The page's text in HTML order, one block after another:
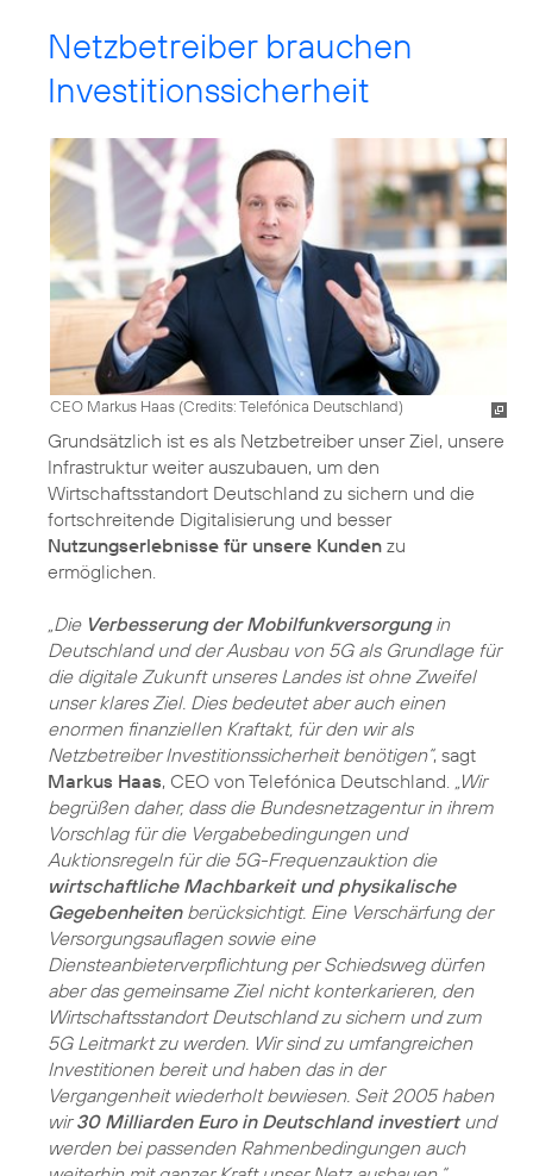
Netzbetreiber brauchen
Investitionssicherheit
CEO Markus Haas (Credits: Telefónica Deutschland)
Grundsätzlich ist es als Netzbetreiber unser Ziel, unsere
Infrastruktur weiter auszubauen, um den
Wirtschaftsstandort Deutschland zu sichern und die
fortschreitende Digitalisierung und besser
Nutzungserlebnisse für unsere Kunden zu
ermöglichen.
„Die Verbesserung der Mobilfunkversorgungin
Deutschland und der Ausbau von 5G als Grundlage für
die digitale Zukunft unseres Landes ist ohne Zweifel
unser klares Ziel. Dies bedeutet aber auch einen
enormen finanziellen Kraftakt, für den wir als
Netzbetreiber Investitionssicherheit benötigen“, sagt
Markus Haas, CEO von Telefónica Deutschland. „Wir
begrüßen daher, dass die Bundesnetzagentur in ihrem
Vorschlag für die Vergabebedingungen und
Auktionsregeln für die 5G-Frequenzauktion die
wirtschaftliche Machbarkeit und physikalische
Gegebenheitenberücksichtigt. Eine Verschärfung der
Versorgungsauflagen sowie eine
Diensteanbieterverpflichtung per Schiedsweg dürfen
aber das gemeinsame Ziel nicht konterkarieren, den
Wirtschaftsstandort Deutschland zu sichern und zum
5G Leitmarkt zu werden. Wir sind zu umfangreichen
Investitionen bereit und haben das in der
Vergangenheit wiederholt bewiesen. Seit 2005 haben
wir30 Milliarden Euro in Deutschland investiertund
werden bei passenden Rahmenbedingungen auch